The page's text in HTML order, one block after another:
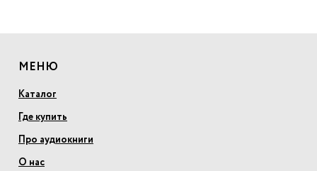
МЕНЮ
Каталог
Где купить
Про аудиокниги
О нас